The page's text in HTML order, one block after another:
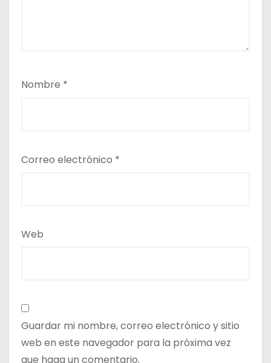
Nombre *
Correo electrónico *
Web
Guardar mi nombre, correo electrónico y sitio
web en este navegador para la próxima vez
que haga un comentario.